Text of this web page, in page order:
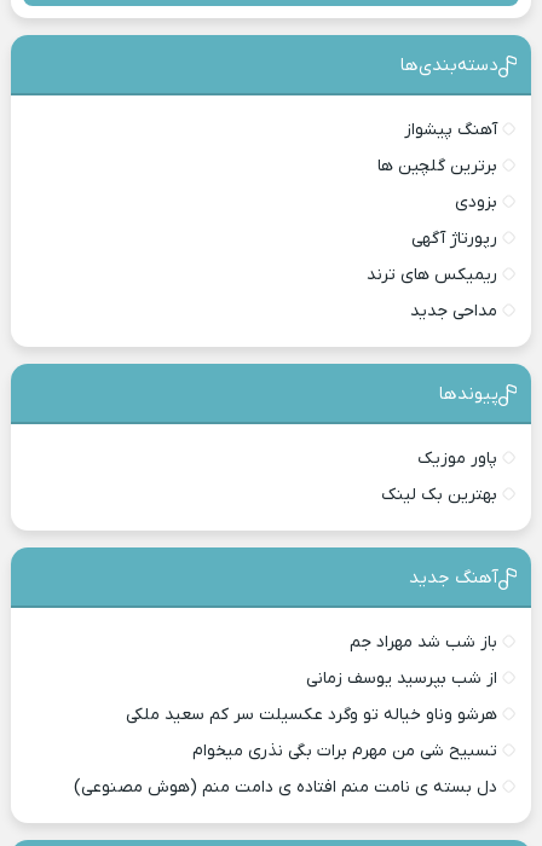
دسته‌بندی‎‌‌ها
آهنگ پیشواز
برترین گلچین ها
بزودی
رپورتاژ آگهی
ریمیکس های ترند
مداحی جدید
پیوندها
پاور موزیک
بهترین بک لینک
آهنگ جدید
باز شب شد مهراد جم
از شب بپرسید یوسف زمانی
هرشو وناو خیاله تو وگرد عکسیلت سر کم سعید ملکی
تسبیح شی من مهرم برات بگی نذری میخوام
دل بسته ی نامت منم افتاده ی دامت منم (هوش مصنوعی)